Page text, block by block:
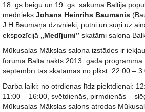
18. gs beigu un 19. gs. sākuma Baltijā
mednieks Johans Heinrihs Baumanis
J.H.Baumaņa dzīvnieki, putni un suņi uz
ekspozīcijā „Medījumi” skatāmi salona
Mūkusalas Mākslas salona izstādes ir
foruma Baltā nakts 2013. gada programmā.
septembrī tās skatāmas no plkst. 22.00 –
Darba laiki: no otrdienas līdz piektdienai:
11:00 – 16:00, svētdienās, pirmdienās –
Mūkusalas Mākslas salons atrodas